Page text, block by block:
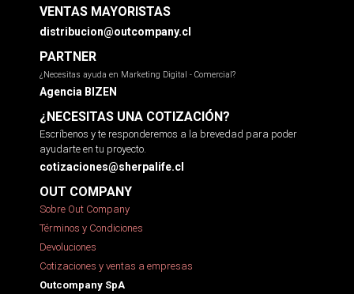
VENTAS MAYORISTAS
distribucion@outcompany.cl
PARTNER
¿Necesitas ayuda en Marketing Digital - Comercial?
Agencia BIZEN
¿NECESITAS UNA COTIZACIÓN?
Escríbenos y te responderemos a la brevedad para poder
ayudarte en tu proyecto.
cotizaciones@sherpalife.cl
OUT COMPANY
Sobre Out Company
Términos y Condiciones
Devoluciones
Cotizaciones y ventas a empresas
Outcompany SpA